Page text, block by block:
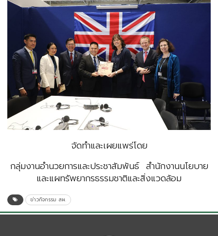
จัดทำและเผยแพร่โดย
กลุ่มงานอำนวยการและประชาสัมพันธ์ สำนักงานนโยบาย
และแผทรัพยากรธรรมชาติและสิ่งแวดล้อม
ข่าวกิจกรรม สผ.